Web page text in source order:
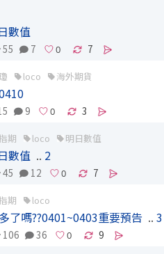
數值
55 7 7
loco 海外期貨
9 3
期 loco 明日數值
數值 .. 2
45 12 7
期 loco
了嗎??0401~0403重要預告 ..3
106 36 9